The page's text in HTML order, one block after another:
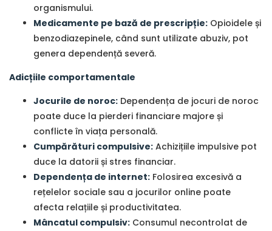
organismului.
Medicamente pe bază de prescripție: Opioidele și
benzodiazepinele, când sunt utilizate abuziv, pot
genera dependență severă.
Adicțiile comportamentale
Jocurile de noroc: Dependența de jocuri de noroc
poate duce la pierderi financiare majore și
conflicte în viața personală.
Cumpărături compulsive: Achizițiile impulsive pot
duce la datorii și stres financiar.
Dependența de internet: Folosirea excesivă a
rețelelor sociale sau a jocurilor online poate
afecta relațiile și productivitatea.
Mâncatul compulsiv: Consumul necontrolat de